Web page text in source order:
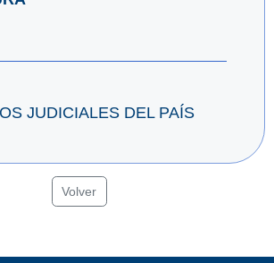
JUDICIALES DEL PAÍS
Volver